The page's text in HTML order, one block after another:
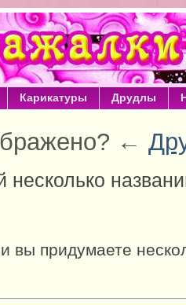
Карикатуры Друдлы
←
несколько
вы придумаете